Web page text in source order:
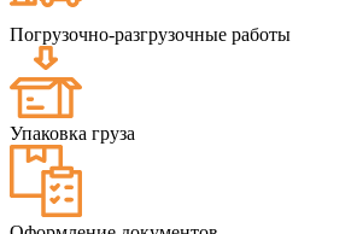
Погрузочно-разгрузочные работы
Упаковка груза